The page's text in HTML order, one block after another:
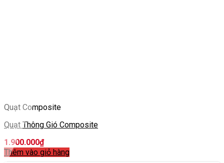
Quạt Composite
Quạt Thông Gió Composite
1.900.000₫
Thêm vào giỏ hàng